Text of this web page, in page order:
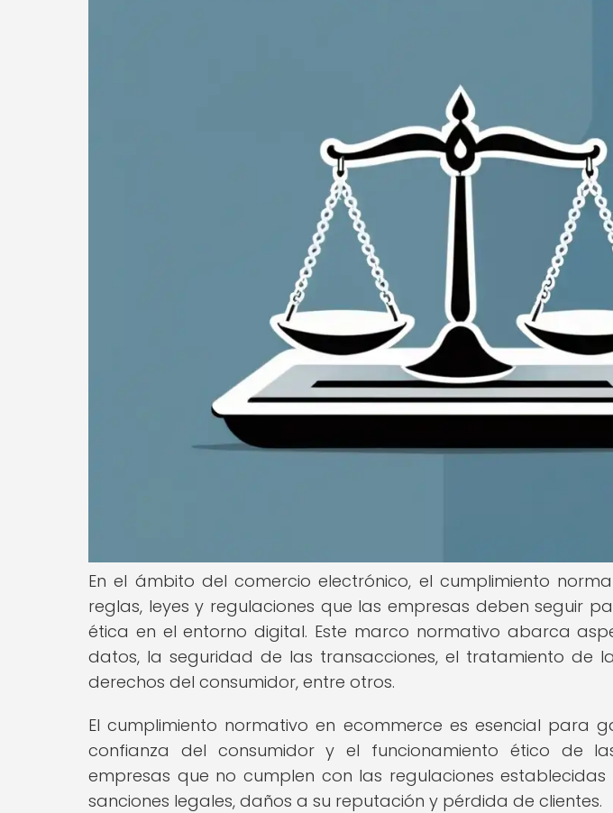
En el ámbito del comercio electrónico, el cumplimiento
reglas, leyes y regulaciones que las empresas deben seguir
ética en el entorno digital. Este marco normativo abarca
datos, la seguridad de las transacciones, el tratamiento de
derechos del consumidor, entre otros.
El cumplimiento normativo en ecommerce es esencial para
confianza del consumidor y el funcionamiento ético de
empresas que no cumplen con las regulaciones
sanciones legales, daños a su reputación y pérdida de clientes.